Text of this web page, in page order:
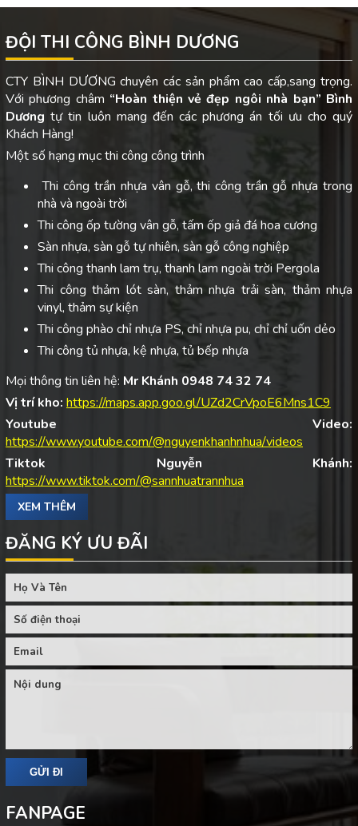
ĐỘI THI CÔNG BÌNH DƯƠNG
CTY BÌNH DƯƠNG chuyên các sản phẩm cao cấp,sang trọng.
Với phương châm “Hoàn thiện vẻ đẹp ngôi nhà bạn” Bình
Dươngtự tin luôn mang đến các phương án tối ưu cho quý
Khách Hàng!
Một số hạng mục thi công công trình
Thi công trần nhựa vân gỗ, thi công trần gỗ nhựa trong
nhà và ngoài trời
Thi công ốp tường vân gỗ, tấm ốp giả đá hoa cương
Sàn nhựa, sàn gỗ tự nhiên, sàn gỗ công nghiệp
Thi công thanh lam trụ, thanh lam ngoài trời Pergola
Thi công thảm lót sàn, thảm nhựa trải sàn, thảm nhựa
vinyl, thảm sự kiện
Thi công phào chỉ nhựa PS, chỉ nhựa pu, chỉ chỉ uốn dẻo
Thi công tủ nhựa, kệ nhựa, tủ bếp nhựa
Mọi thông tin liên hệ: Mr Khánh 0948 74 32 74
Vị trí kho: https://maps.app.goo.gl/UZd2CrVpoE6Mns1C9
Youtube Video:
https://www.youtube.com/@nguyenkhanhnhua/videos
Tiktok Nguyễn Khánh:
https://www.tiktok.com/@sannhuatrannhua
XEM THÊM
ĐĂNG KÝ ƯU ĐÃI
FANPAGE